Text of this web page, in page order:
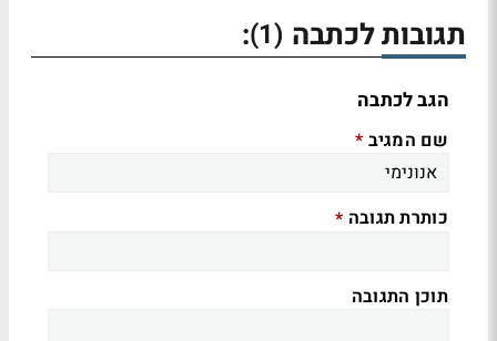
תגובות לכתבה (1)
:
הגב לכתבה
שם המגיב *
כותרת תגובה *
תוכן התגובה